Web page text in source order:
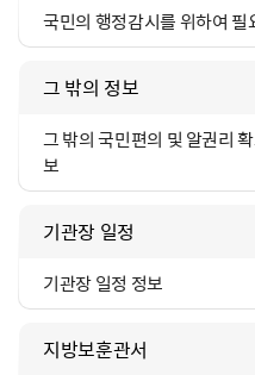
국민의 행정감시를 위하여 필
그 밖의 정보
그 밖의 국민편의 및 알권리
보
기관장 일정
기관장 일정 정보
지방보훈관서